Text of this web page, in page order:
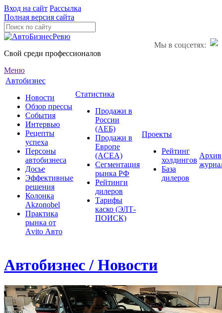
Вход на сайт Рассылка
Полная версия сайта
Мы в соцсетях:
Свой среди профессионалов
Меню
Автобизнес
Новости
Обзор прессы
События
Интервью
Рецепты
успеха
Персоны
автобизнеса
Досье
Эффективные
решения
Колонка
Akzonobel
Практика
рынка от
Аvito Авто
Статистика
Продажи в
России
(АЕБ)
Продажи в
Европе
(ACEA)
Сегментация
рынка РФ
Рейтинги
дилеров
Тарифы
каско (ЭЛТ-
ПОИСК)
Проекты
Рейтинг
холдингов
База
дилеров
Архив
Автобизнес / Новости